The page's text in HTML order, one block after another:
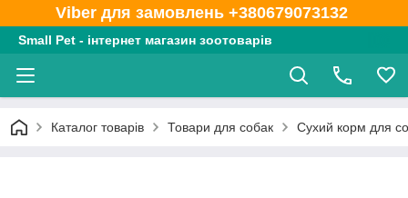
Viber для замовлень +380679073132
Small Pet - інтернет магазин зоотоварів
Каталог товарів Товари для собак Сухий корм для